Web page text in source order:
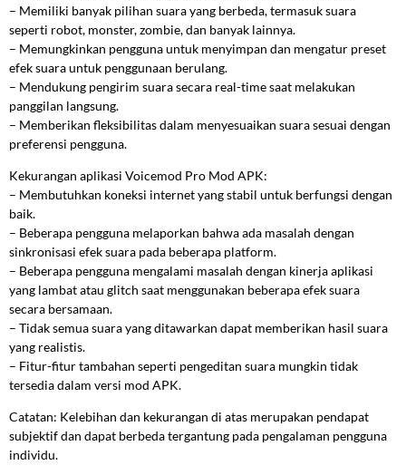
– Memiliki banyak pilihan suara yang berbeda, termasuk suara
seperti robot, monster, zombie, dan banyak lainnya.
– Memungkinkan pengguna untuk menyimpan dan mengatur preset
efek suara untuk penggunaan berulang.
– Mendukung pengirim suara secara real-time saat melakukan
panggilan langsung.
– Memberikan fleksibilitas dalam menyesuaikan suara sesuai dengan
preferensi pengguna.
Kekurangan aplikasi Voicemod Pro Mod APK:
– Membutuhkan koneksi internet yang stabil untuk berfungsi dengan
baik.
– Beberapa pengguna melaporkan bahwa ada masalah dengan
sinkronisasi efek suara pada beberapa platform.
– Beberapa pengguna mengalami masalah dengan kinerja aplikasi
yang lambat atau glitch saat menggunakan beberapa efek suara
secara bersamaan.
– Tidak semua suara yang ditawarkan dapat memberikan hasil suara
yang realistis.
– Fitur-fitur tambahan seperti pengeditan suara mungkin tidak
tersedia dalam versi mod APK.
Catatan: Kelebihan dan kekurangan di atas merupakan pendapat
subjektif dan dapat berbeda tergantung pada pengalaman pengguna
individu.